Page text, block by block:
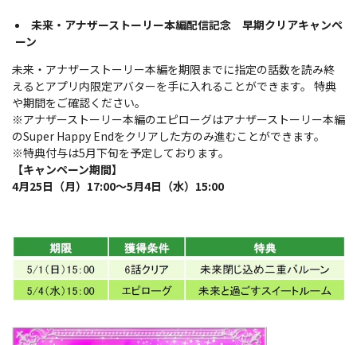
未来・アナザーストーリー本編配信記念 早期クリアキャンペ
ーン
未来・アナザーストーリー本編を期限までに指定の話数を読み終
えるとアプリ内限定アバターを手に入れることができます。 特典
や期間をご確認ください。
※アナザーストーリー本編のエピローグはアナザーストーリー本編
のSuper Happy Endをクリアした方のみ進むことができます。
※特典付与は5月下旬を予定しております。
【キャンペーン期間】
4月25日（月）17:00～5月4日（水）15:00